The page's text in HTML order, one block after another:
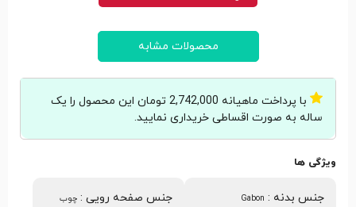
محصولات مشابه
با پرداخت ماهیانه 2,742,000 تومان این محصول را یک
ساله به صورت اقساطی خریداری نمایید.
ویژگی ها
جنس بدنه :
Gabon جنس صفحه رویی :چوب